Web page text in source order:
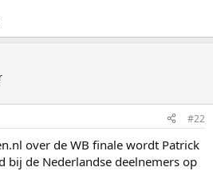
#22
over de WB finale wordt Patrick
bij de Nederlandse deelnemers op